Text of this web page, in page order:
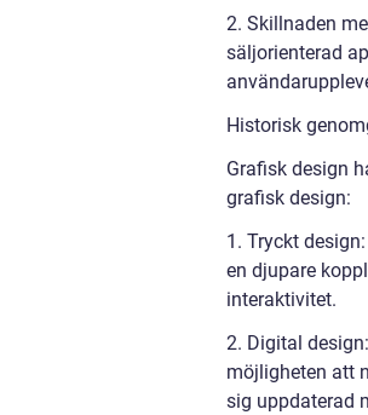
2. Skillnaden
säljorienterad
Historisk
Grafisk design
grafisk design:
1. Tryckt
en djupare
interaktivitet.
2. Digital
möjligheten att
sig uppdaterad